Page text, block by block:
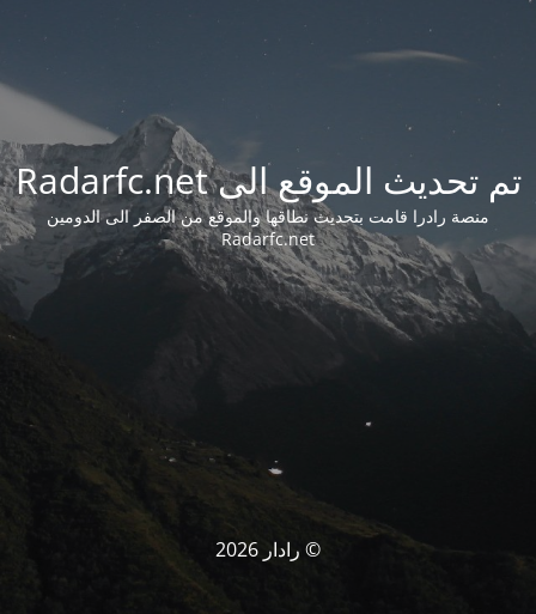
تم تحديث الموقع الى Radarfc.net
منصة رادرا قامت بتحديث نطاقها والموقع من الصفر الى الدومين
Radarfc.net
© رادار 2026